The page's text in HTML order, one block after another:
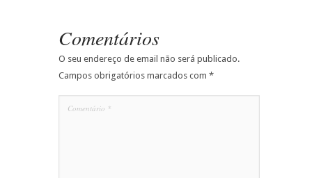
Comentários
O seu endereço de email não será publicado.
Campos obrigatórios marcados com *